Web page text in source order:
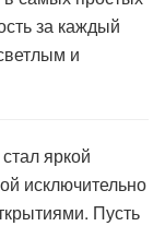
за каждый
и
яркой
исключительно
Пусть